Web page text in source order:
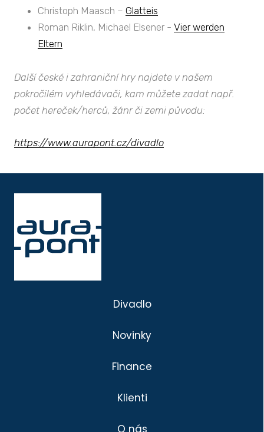
Christoph Maasch – Glatteis
Roman Riklin, Michael Elsener - Vier werden
Eltern
Další české i zahraniční hry najdete v našem
pokročilém vyhledávači, kam můžete zadat např.
počet hereček/herců, žánr či zemi původu:
https://www.aurapont.cz/divadlo
Divadlo
Novinky
Finance
Klienti
O nás